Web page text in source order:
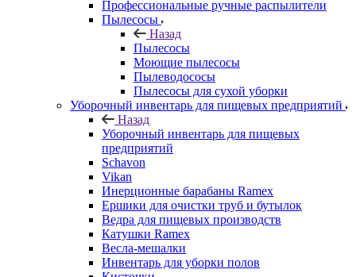
Профессиональные ручные распылители
Пылесосы
Назад
Пылесосы
Моющие пылесосы
Пылеводососы
Пылесосы для сухой уборки
Уборочный инвентарь для пищевых предприятий
Назад
Уборочный инвентарь для пищевых
предприятий
Schavon
Vikan
Инерционные барабаны Ramex
Ершики для очистки труб и бутылок
Ведра для пищевых производств
Катушки Ramex
Весла-мешалки
Инвентарь для уборки полов